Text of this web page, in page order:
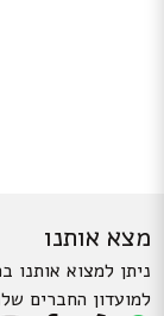
מצא אותנו
ניתן למצוא אותנו
למועדון החברים